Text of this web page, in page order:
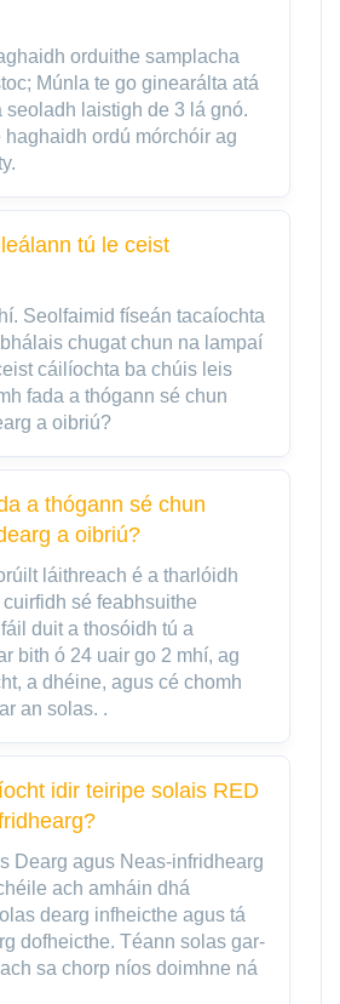
orduithe samplacha
Múnla te go ginearálta atá
seoladh laistigh de 3 lá gnó.
haghaidh ordú mórchóir ag
tú le ceist
Seolfaimid físeán tacaíochta
chugat chun na lampaí
cáilíochta ba chúis leis
fada a thógann sé chun
a oibriú?
a thógann sé chun
a oibriú?
láithreach é a tharlóidh
sé feabhsuithe
duit a thosóidh tú a
bith ó 24 uair go 2 mhí, ag
a dhéine, agus cé chomh
an solas. .
idir teiripe solais RED
Dearg agus Neas-infridhearg
ach amháin dhá
dearg infheicthe agus tá
dofheicthe. Téann solas gar-
sa chorp níos doimhne ná